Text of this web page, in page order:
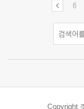
6
Copyright